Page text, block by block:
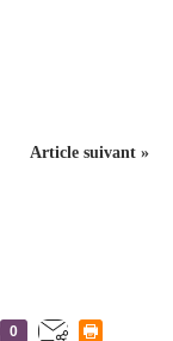
Article suivant »
0